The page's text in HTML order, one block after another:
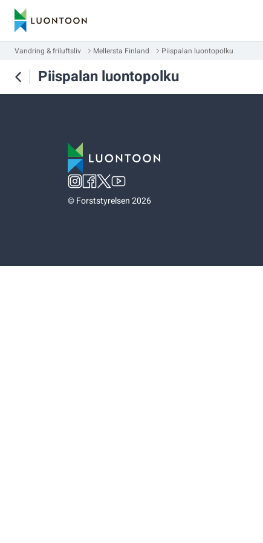
Vandring & friluftsliv Mellersta Finland Piispalan luontopolku
Piispalan luontopolku
©Forststyrelsen 2026